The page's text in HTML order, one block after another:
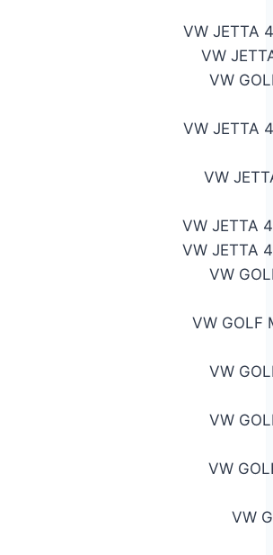
VW JETTA
VW
VW
VW JETTA
VW
VW JETTA
VW JETTA
VW
VW GOLF
VW
VW
VW
VW